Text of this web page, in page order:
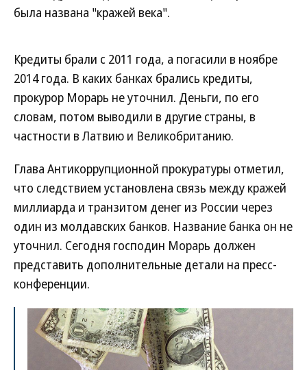
была названа "кражей века".
Кредиты брали с 2011 года, а погасили в ноябре
2014 года. В каких банках брались кредиты,
прокурор Морарь не уточнил. Деньги, по его
словам, потом выводили в другие страны, в
частности в Латвию и Великобританию.
Глава Антикоррупционной прокуратуры отметил,
что следствием установлена связь между кражей
миллиарда и транзитом денег из России через
один из молдавских банков. Название банка он не
уточнил. Сегодня господин Морарь должен
представить дополнительные детали на пресс-
конференции.